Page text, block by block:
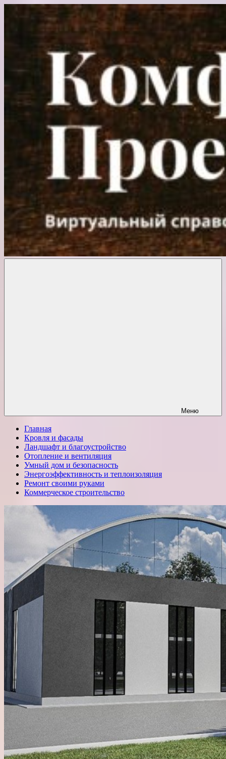
Перейти
содержимому
Меню
Главная
Кровля и фасады
Ландшафт и благоустройство
Отопление и вентиляция
Умный дом и безопасность
Энергоэффективность и теплоизоляция
Ремонт своими руками
Коммерческое строительство